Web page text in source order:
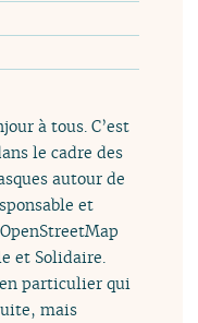
à tous. C’est
le cadre des
autour de
et
et Solidaire.
particulier qui
mais